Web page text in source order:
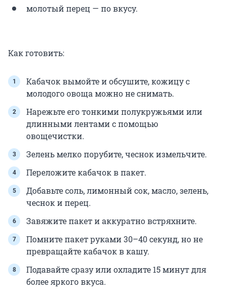
молотый перец — по вкусу.
Как готовить:
Кабачок вымойте и обсушите, кожицу с
молодого овоща можно не снимать.
Нарежьте его тонкими полукружьями или
длинными лентами с помощью
овощечистки.
Зелень мелко порубите, чеснок измельчите.
Переложите кабачок в пакет.
Добавьте соль, лимонный сок, масло, зелень,
чеснок и перец.
Завяжите пакет и аккуратно встряхните.
Помните пакет руками 30–40 секунд, но не
превращайте кабачок в кашу.
Подавайте сразу или охладите 15 минут для
более яркого вкуса.